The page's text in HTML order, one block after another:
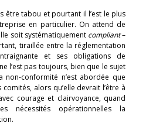
être tabou et pourtant il l’est le plus
en particulier. On attend de
soit systématiquement compliant–
tiraillée entre la réglementation
et ses obligations de
l’est pas toujours, bien que le sujet
non-conformité n’est abordée que
alors qu’elle devrait l’être à
courage et clairvoyance, quand
nécessités opérationnelles la